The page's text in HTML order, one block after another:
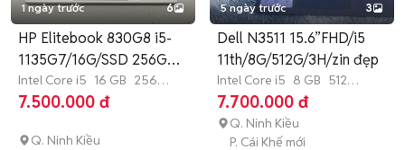
1 ngày trước 6
HP Elitebook 830G8 i5-
1135G7/16G/SSD 256G
13.3"
Intel Core i5 16 GB 256
GB SSD
7.500.000 đ
Q. Ninh Kiều
5 ngày trước 3
Dell N3511 15.6”FHD/i5
11th/8G/512G/3H/zin đẹp
Intel Core i5 8 GB 512
GB SSD
7.700.000 đ
Q. Ninh Kiều
P. Cái Khế mới